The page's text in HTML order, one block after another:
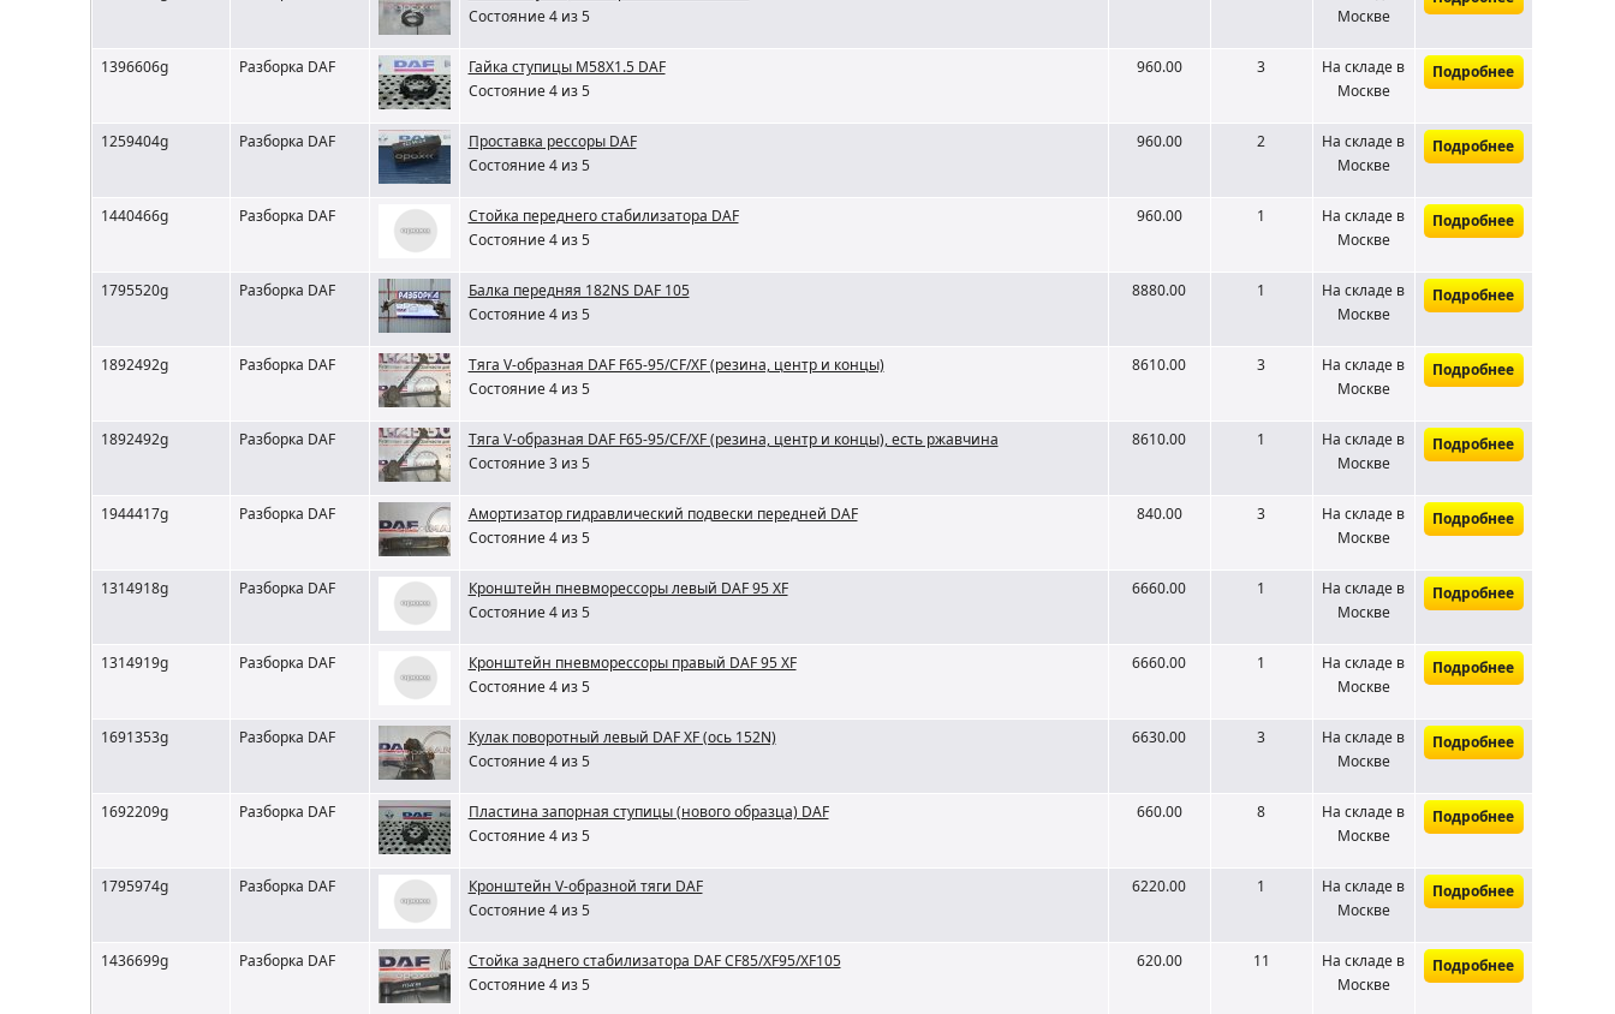
Состояние 4 из 5
Москве
1396606g Разборка DAF
Гайка ступицы M58X1.5 DAF
Состояние 4 из 5
960.00 3 На складе в
Москве
Подробнее
1259404g Разборка DAF
Проставка рессоры DAF
Состояние 4 из 5
960.00 2 На складе в
Москве
Подробнее
1440466g Разборка DAF
Стойка переднего стабилизатора DAF
Состояние 4 из 5
960.00 1 На складе в
Москве
Подробнее
1795520g Разборка DAF
Балка передняя 182NS DAF 105
Состояние 4 из 5
8880.00 1 На складе в
Москве
Подробнее
1892492g Разборка DAF
Тяга V-образная DAF F65-95/CF/XF (резина, центр и концы)
Состояние 4 из 5
8610.00 3 На складе в
Москве
Подробнее
1892492g Разборка DAF
Тяга V-образная DAF F65-95/CF/XF (резина, центр и концы), есть ржавчина
Состояние 3 из 5
8610.00 1 На складе в
Москве
Подробнее
1944417g Разборка DAF
Амортизатор гидравлический подвески передней DAF
Состояние 4 из 5
840.00 3 На складе в
Москве
Подробнее
1314918g Разборка DAF
Кронштейн пневморессоры левый DAF 95 XF
Состояние 4 из 5
6660.00 1 На складе в
Москве
Подробнее
1314919g Разборка DAF
Кронштейн пневморессоры правый DAF 95 XF
Состояние 4 из 5
6660.00 1 На складе в
Москве
Подробнее
1691353g Разборка DAF
Кулак поворотный левый DAF XF (ось 152N)
Состояние 4 из 5
6630.00 3 На складе в
Москве
Подробнее
1692209g Разборка DAF
Пластина запорная ступицы (нового образца) DAF
Состояние 4 из 5
660.00 8 На складе в
Москве
Подробнее
1795974g Разборка DAF
Кронштейн V-образной тяги DAF
Состояние 4 из 5
6220.00 1 На складе в
Москве
Подробнее
1436699g Разборка DAF
Стойка заднего стабилизатора DAF CF85/XF95/XF105
Состояние 4 из 5
620.00 11 На складе в
Москве
Подробнее